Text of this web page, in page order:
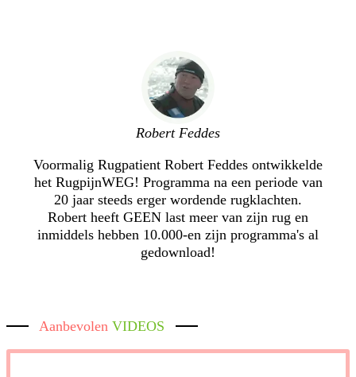
Robert Feddes
Voormalig Rugpatient Robert Feddes ontwikkelde
het RugpijnWEG! Programma na een periode van
20 jaar steeds erger wordende rugklachten.
Robert heeft GEEN last meer van zijn rug en
inmiddels hebben 10.000-en zijn programma's al
gedownload!
AanbevolenVIDEOS